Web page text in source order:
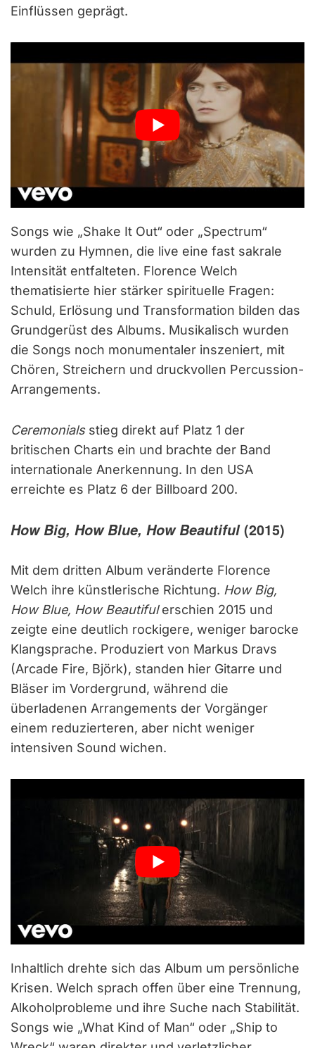
Einflüssen geprägt.
Songs wie „Shake It Out“ oder „Spectrum“
wurden zu Hymnen, die live eine fast sakrale
Intensität entfalteten. Florence Welch
thematisierte hier stärker spirituelle Fragen:
Schuld, Erlösung und Transformation bilden das
Grundgerüst des Albums. Musikalisch wurden
die Songs noch monumentaler inszeniert, mit
Chören, Streichern und druckvollen Percussion-
Arrangements.
Ceremonialsstieg direkt auf Platz 1 der
britischen Charts ein und brachte der Band
internationale Anerkennung. In den USA
erreichte es Platz 6 der Billboard 200.
How Big, How Blue, How Beautiful(2015)
Mit dem dritten Album veränderte Florence
Welch ihre künstlerische Richtung. How Big,
How Blue, How Beautifulerschien 2015 und
zeigte eine deutlich rockigere, weniger barocke
Klangsprache. Produziert von Markus Dravs
(Arcade Fire, Björk), standen hier Gitarre und
Bläser im Vordergrund, während die
überladenen Arrangements der Vorgänger
einem reduzierteren, aber nicht weniger
intensiven Sound wichen.
Inhaltlich drehte sich das Album um persönliche
Krisen. Welch sprach offen über eine Trennung,
Alkoholprobleme und ihre Suche nach Stabilität.
Songs wie „What Kind of Man“ oder „Ship to